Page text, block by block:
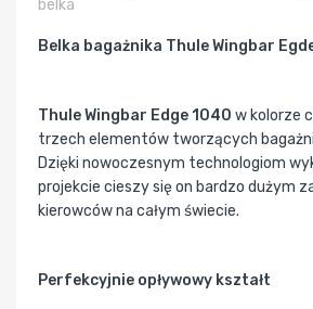
belka
Belka bagażnika Thule Wingbar
Thule Wingbar Edge 1040 w kolorze
trzech elementów tworzących
Dzięki nowoczesnym technologiom
projekcie cieszy się on bardzo dużym
kierowców na całym świecie.
Perfekcyjnie opływowy kształt